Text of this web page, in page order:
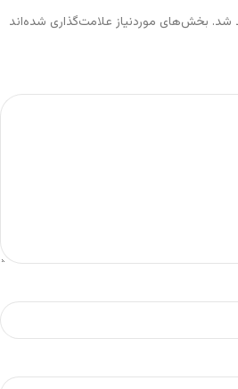
شد. بخش‌های موردنیاز علامت‌گذاری شده‌اند